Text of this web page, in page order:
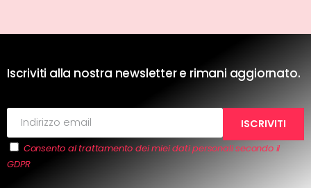
Iscriviti alla nostra newsletter e rimani aggiornato.
Consento al trattamento dei miei dati personali secondo il
GDPR